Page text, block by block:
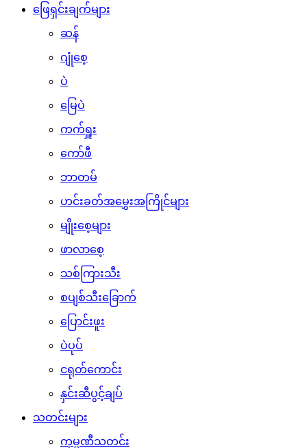
ဖြေရှင်းချက်များ
ဆန်
ဂျုံစေ့
ပဲ
မြေပဲ
ကက်ရှူး
ကော်ဖီ
ဘာတမ်
ဟင်းခတ်အမွှေးအကြိုင်များ
မျိုးစေ့များ
ဖာလာစေ့
သစ်ကြားသီး
စပျစ်သီးခြောက်
ပြောင်းဖူး
ပဲပုပ်
ငရုတ်ကောင်း
နှင်းဆီပွင့်ချပ်
သတင်းများ
ကုမ္ပဏီသတင်း